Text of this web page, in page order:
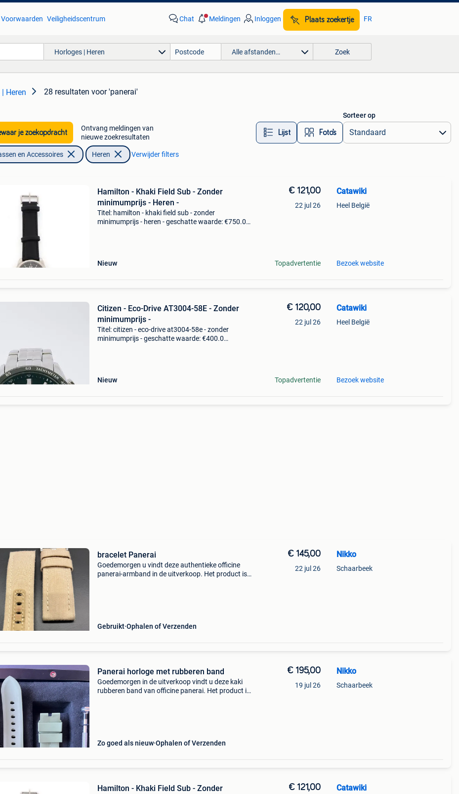
Voorwaarden Veiligheidscentrum Chat Meldingen Inloggen Plaats zoekertje FR
Horloges | Heren Alle afstanden… Zoek
Heren 28 resultaten voor 'panerai'
je zoekopdracht
Ontvang meldingen van
nieuwe zoekresultaten
Lijst Foto’s
Sorteer op
en Accessoires Heren Verwijder filters
Hamilton - Khaki Field Sub - Zonder
minimumprijs - Heren -
Titel: hamilton - khaki field sub - zonder
minimumprijs - heren - geschatte waarde: €750.0
Nieuw
€ 121,00
22 jul 26
Topadvertentie
Catawiki
Heel België
Bezoek website
Citizen - Eco-Drive AT3004-58E - Zonder
minimumprijs -
Titel: citizen - eco-drive at3004-58e - zonder
minimumprijs - geschatte waarde: €400.0
Nieuw
€ 120,00
22 jul 26
Topadvertentie
Catawiki
Heel België
Bezoek website
bracelet Panerai
Goedemorgen u vindt deze authentieke officine
panerai-armband in de uitverkoop. Het product is
Gebruikt Ophalen of Verzenden
€ 145,00
22 jul 26
Nikko
Schaarbeek
Panerai horloge met rubberen band
Goedemorgen in de uitverkoop vindt u deze kaki
rubberen band van officine panerai. Het product is
Zo goed als nieuw Ophalen of Verzenden
€ 195,00
19 jul 26
Nikko
Schaarbeek
Hamilton - Khaki Field Sub - Zonder
€ 121,00 Catawiki